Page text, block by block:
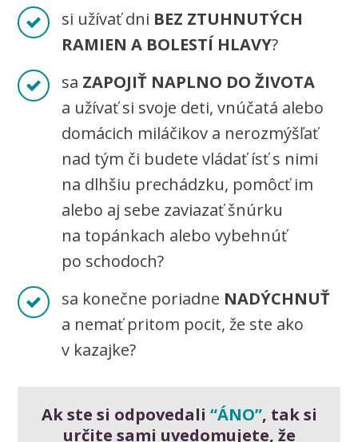
si užívať dni BEZ ZTUHNUTÝCH
RAMIEN A BOLESTÍ HLAVY?
sa ZAPOJIŤ NAPLNO DO ŽIVOTA
a užívať si svoje deti, vnúčatá alebo
domácich miláčikov a nerozmýšľať
nad tým či budete vládať ísť s nimi
na dlhšiu prechádzku, pomôcť im
alebo aj sebe zaviazať šnúrku
na topánkach alebo vybehnúť
po schodoch?
sa konečne poriadne NADÝCHNUŤ
a nemať pritom pocit, že ste ako
v kazajke?
Ak ste si odpovedali “ÁNO”, tak si
určite sami uvedomujete, že